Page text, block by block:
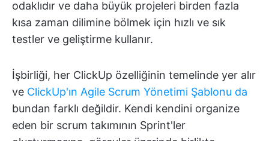
odaklıdır ve daha büyük projeleri birden fazla
kısa zaman dilimine bölmek için hızlı ve sık
testler ve geliştirme kullanır.
İşbirliği, her ClickUp özelliğinin temelinde yer alır
ve ClickUp'ın Agile Scrum Yönetimi Şablonu da
bundan farklı değildir. Kendi kendini organize
eden bir scrum takımının Sprint'ler